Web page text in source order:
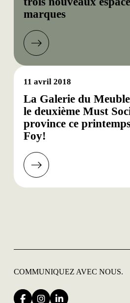
marques
La Galerie du
le deuxième Must
province ce
Foy!
11 avril 2018
COMMUNIQUEZ AVEC NOUS.